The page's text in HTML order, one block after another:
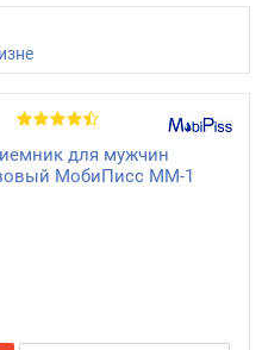
для мужчин
МобиПисс ММ-1